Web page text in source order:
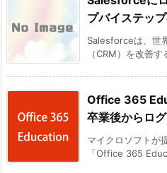
プバイステッ
Salesforceは、世
（CRM）を改善
Office 365
卒業後からロ
マイクロソフトが
「Office 365